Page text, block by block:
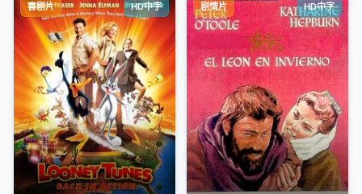
喜剧片 HD中字 剧情片 HD中字